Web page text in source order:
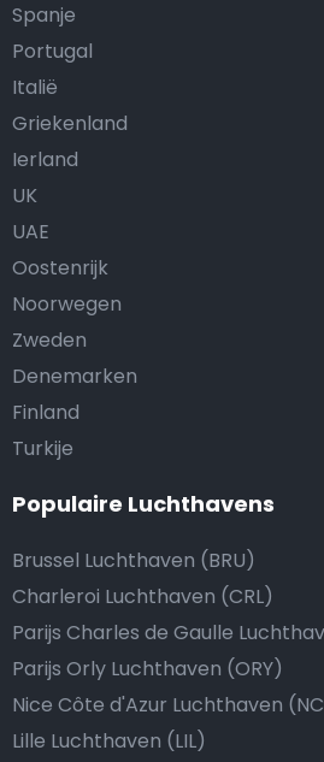
Spanje
Portugal
Italië
Griekenland
Ierland
UK
UAE
Oostenrijk
Noorwegen
Zweden
Denemarken
Finland
Turkije
Populaire Luchthavens
Brussel Luchthaven (BRU)
Charleroi Luchthaven (CRL)
Parijs Charles de Gaulle
Parijs Orly Luchthaven (ORY)
Nice Côte d'Azur Luchthaven
Lille Luchthaven (LIL)